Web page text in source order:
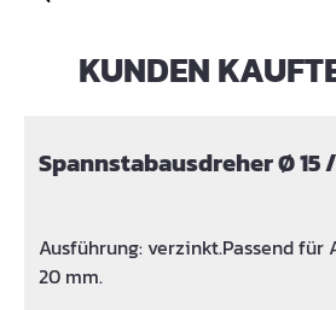
Produktgalerie überspringen
KUNDEN
Ausführung: verzinkt.Passend für
20 mm.